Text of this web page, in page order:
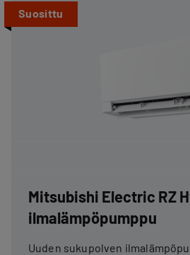
Suosittu
Mitsubishi Electric RZ
ilmalämpöpumppu
Uuden sukupolven